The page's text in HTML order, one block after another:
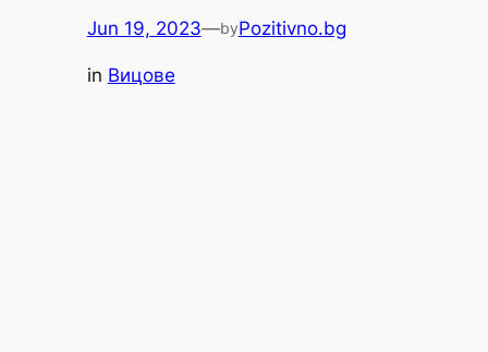
Jun 19, 2023—byPozitivno.bg
in Вицове